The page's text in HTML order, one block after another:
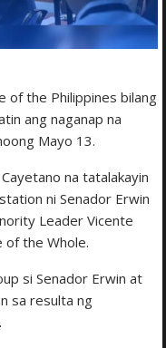
of the Philippines bilang
ang naganap na
Mayo 13.
na tatalakayin
ni Senador Erwin
Leader Vicente
of the Whole.
si Senador Erwin at
sa resulta ng